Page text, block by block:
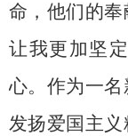
命，他们的
让我更加坚
心。作为一
发扬爱国主